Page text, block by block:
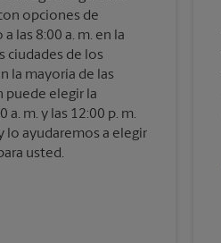
opciones de
las 8:00 a. m. en la
ciudades de los
la mayoría de las
puede elegir la
a. m. y las 12:00 p. m.
lo ayudaremos a elegir
usted.